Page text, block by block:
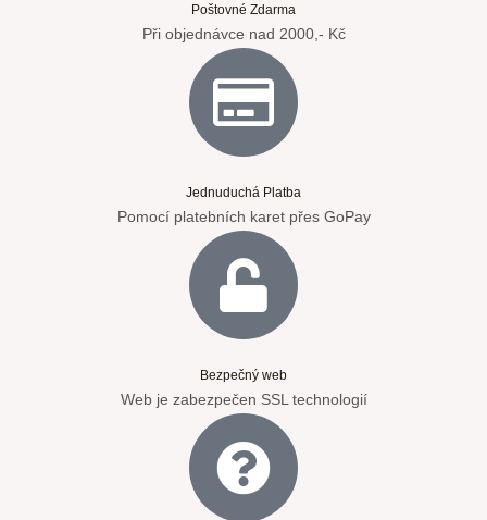
Poštovné Zdarma
Při objednávce nad 2000,- Kč
Jednuduchá Platba
Pomocí platebních karet přes GoPay
Bezpečný web
Web je zabezpečen SSL technologií